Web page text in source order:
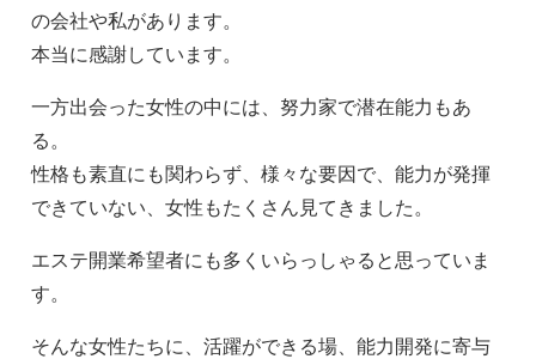
の会社や私があります。
本当に感謝しています。
一方出会った女性の中には、努力家で潜在能力もあ
る。
性格も素直にも関わらず、様々な要因で、能力が発揮
できていない、女性もたくさん見てきました。
エステ開業希望者にも多くいらっしゃると思っていま
す。
そんな女性たちに、活躍ができる場、能力開発に寄与